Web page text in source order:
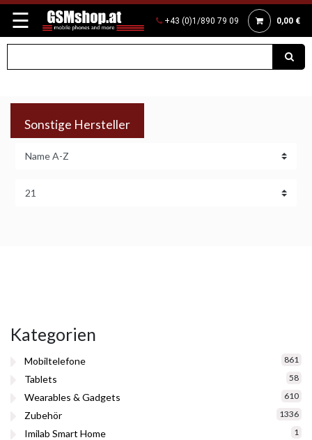
☰ +43 (0)1/890 79 09 0,00 €
Sonstige Hersteller
Kategorien
Mobiltelefone 861
Tablets 58
Wearables & Gadgets 610
Zubehör 1336
Imilab Smart Home 1